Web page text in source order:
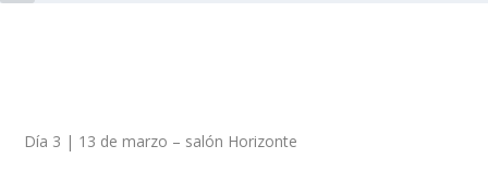
Día 3 | 13 de marzo – salón Horizonte